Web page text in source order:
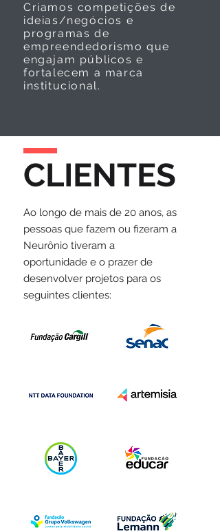
Criamos competições de
ideias/negócios e
programas de
empreendedorismo que
engajam públicos e
fortalecem a marca
institucional.
CLIENTES
Ao longo de mais de 20 anos, as
pessoas que fazem ou fizeram a
Neurônio tiveram a
oportunidade e o prazer de
desenvolver projetos para os
seguintes clientes: